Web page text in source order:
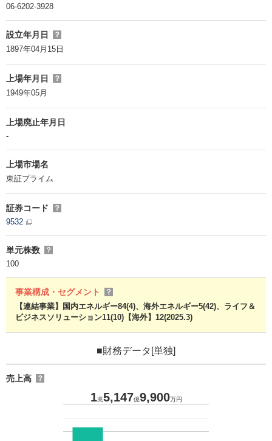
06-6202-3928
設立年月日 ？
1897年04月15日
上場年月日 ？
1949年05月
上場廃止年月日
-
上場市場名
東証プライム
証券コード ？
9532
単元株数 ？
100
事業構成・セグメント ？
【連結事業】国内エネルギー84(4)、海外エネルギー5(42)、ライフ＆
ビジネスソリューション11(10)【海外】12(2025.3)
■財務データ[単独]
売上高 ？
1兆5,147億9,900万円